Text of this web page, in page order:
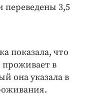
переведены 3,5
показала, что
проживает в
она указала в